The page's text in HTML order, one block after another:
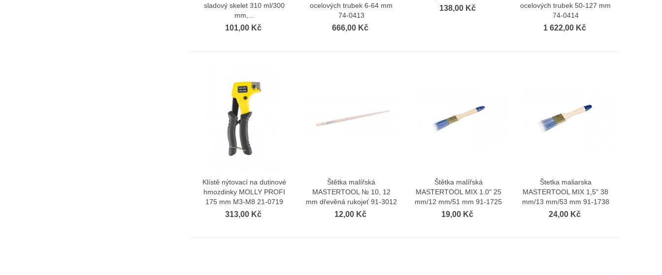
sladový skelet 310 ml/300
mm,...
101,00 Kč
ocelových trubek 6-64 mm
74-0413
666,00 Kč
138,00 Kč
ocelových trubek 50-127 mm
74-0414
1 622,00 Kč
Zobrazit více
Klístě nýtovací na dutinové
hmozdinky MOLLY PROFI
175 mm M3-M8 21-0719
313,00 Kč
Zobrazit více
Štětka malířská
MASTERTOOL № 10, 12
mm dřevěná rukojeť 91-3012
12,00 Kč
Zobrazit více
Štětka malířská
MASTERTOOL MIX 1.0" 25
mm/12 mm/51 mm 91-1725
19,00 Kč
Zobrazit více
Štetka maliarska
MASTERTOOL MIX 1,5" 38
mm/13 mm/53 mm 91-1738
24,00 Kč